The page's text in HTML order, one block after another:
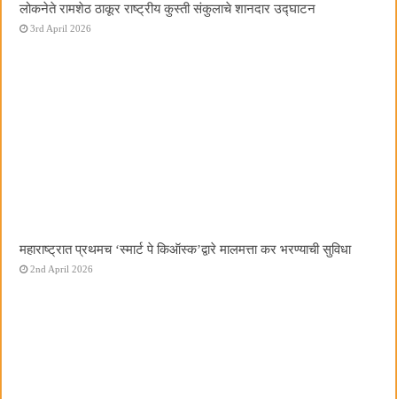
लोकनेते रामशेठ ठाकूर राष्ट्रीय कुस्ती संकुलाचे शानदार उद्घाटन
3rd April 2026
महाराष्ट्रात प्रथमच ‌‘स्मार्ट पे किऑस्क‌’द्वारे मालमत्ता कर भरण्याची सुविधा
2nd April 2026